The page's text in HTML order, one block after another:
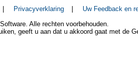
| Privacyverklaring |
Uw Feedback en
Alle rechten voorbehouden.
geeft u aan dat u akkoord gaat met de